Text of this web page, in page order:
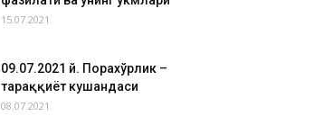
15.07.2021
09.07.2021 й. Порахўрлик –
тараққиёт кушандаси
08.07.2021